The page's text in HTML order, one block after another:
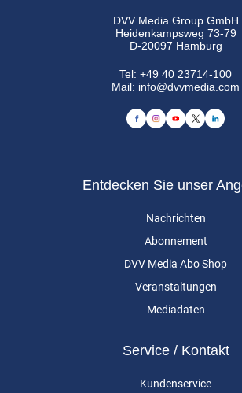
DVV Media Group GmbH
Heidenkampsweg 73-79
D-20097 Hamburg
Tel:+49 40 23714-100
Mail: info@dvvmedia.com
Entdecken Sie unser
Nachrichten
Abonnement
DVV Media Abo Shop
Veranstaltungen
Mediadaten
Service / Kontakt
Kundenservice